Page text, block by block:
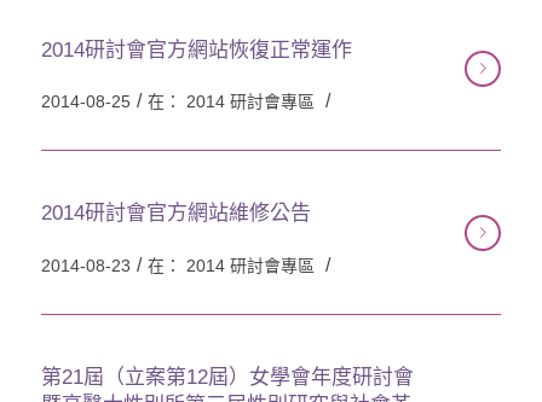
2014研討會官方網站恢復正常運作
2014-08-25 / 在： 2014 研討會專區 /
2014研討會官方網站維修公告
2014-08-23 / 在： 2014 研討會專區 /
第21屆（立案第12屆）女學會年度研討會